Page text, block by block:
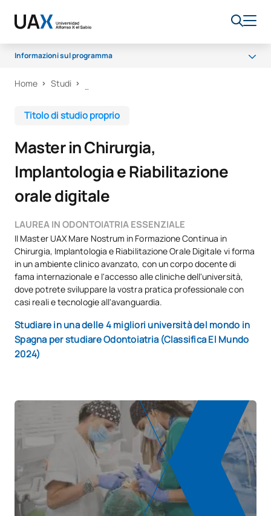
Informazioni sul programma
Programma
Home Studi
Titolo di studio proprio
Master in Chirurgia,
Implantologia e Riabilitazione
orale digitale
LAUREA IN ODONTOIATRIA ESSENZIALE
Il Master UAX Mare Nostrum in Formazione Continua in
Chirurgia, Implantologia e Riabilitazione Orale Digitale vi forma
in un ambiente clinico avanzato, con un corpo docente di
fama internazionale e l'accesso alle cliniche dell'università,
dove potrete sviluppare la vostra pratica professionale con
casi reali e tecnologie all'avanguardia.
Studiare in una delle 4 migliori università del mondo in
Spagna per studiare Odontoiatria (Classifica El Mundo
2024)